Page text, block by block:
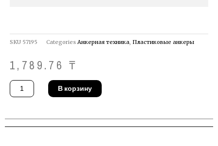
SKU 57195 Categories Анкерная техника, Пластиковые анкеры
1,789.76 ₸
Количество
товара
Анкерная
В корзину